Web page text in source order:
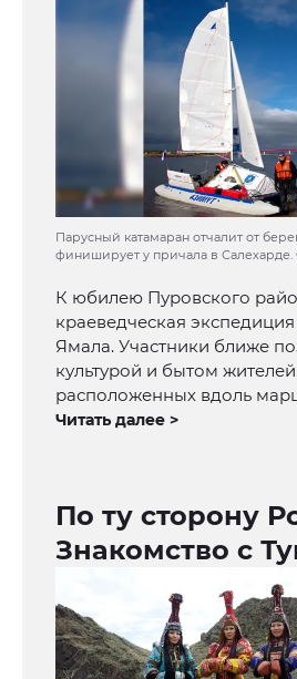
Парусный катамаран отчалит от
финиширует у причала в Салехарде.
К юбилею Пуровского
краеведческая
Ямала. Участники ближе
культурой и бытом
расположенных вдоль
Читать далее >
По ту сторону
Знакомство с